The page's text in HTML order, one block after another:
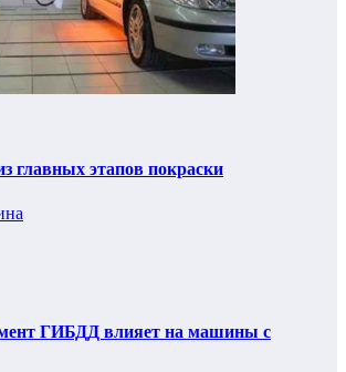
главных этапов покраски
ГИБДД влияет на машины с